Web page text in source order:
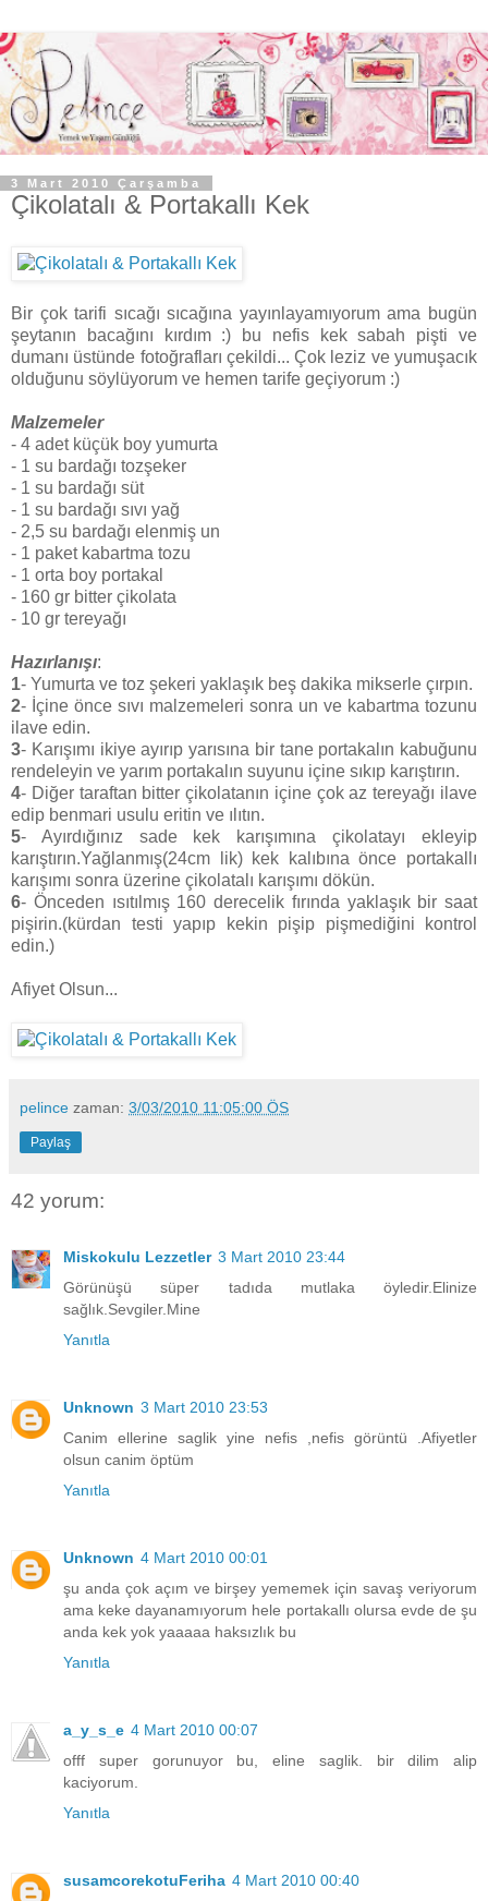
3 Mart 2010 Çarşamba
Çikolatalı & Portakallı Kek
Bir çok tarifi sıcağı sıcağına yayınlayamıyorum ama bugün
şeytanın bacağını kırdım :) bu nefis kek sabah pişti ve
dumanı üstünde fotoğrafları çekildi... Çok leziz ve yumuşacık
olduğunu söylüyorum ve hemen tarife geçiyorum :)
Malzemeler
- 4 adet küçük boy yumurta
- 1 su bardağı tozşeker
- 1 su bardağı süt
- 1 su bardağı sıvı yağ
- 2,5 su bardağı elenmiş un
- 1 paket kabartma tozu
- 1 orta boy portakal
- 160 gr bitter çikolata
- 10 gr tereyağı
Hazırlanışı:
1- Yumurta ve toz şekeri yaklaşık beş dakika mikserle çırpın.
2- İçine önce sıvı malzemeleri sonra un ve kabartma tozunu
ilave edin.
3- Karışımı ikiye ayırıp yarısına bir tane portakalın kabuğunu
rendeleyin ve yarım portakalın suyunu içine sıkıp karıştırın.
4- Diğer taraftan bitter çikolatanın içine çok az tereyağı ilave
edip benmari usulu eritin ve ılıtın.
5- Ayırdığınız sade kek karışımına çikolatayı ekleyip
karıştırın.Yağlanmış(24cm lik) kek kalıbına önce portakallı
karışımı sonra üzerine çikolatalı karışımı dökün.
6- Önceden ısıtılmış 160 derecelik fırında yaklaşık bir saat
pişirin.(kürdan testi yapıp kekin pişip pişmediğini kontrol
edin.)
Afiyet Olsun...
pelince zaman: 3/03/2010 11:05:00 ÖS
Paylaş
42 yorum:
Miskokulu Lezzetler 3 Mart 2010 23:44
Görünüşü süper tadıda mutlaka öyledir.Elinize
sağlık.Sevgiler.Mine
Yanıtla
Unknown 3 Mart 2010 23:53
Canim ellerine saglik yine nefis ,nefis görüntü .Afiyetler
olsun canim öptüm
Yanıtla
Unknown 4 Mart 2010 00:01
şu anda çok açım ve birşey yememek için savaş veriyorum
ama keke dayanamıyorum hele portakallı olursa evde de şu
anda kek yok yaaaaa haksızlık bu
Yanıtla
a_y_s_e 4 Mart 2010 00:07
offf super gorunuyor bu, eline saglik. bir dilim alip
kaciyorum.
Yanıtla
susamcorekotuFeriha 4 Mart 2010 00:40